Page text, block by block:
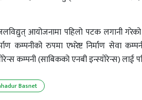
जलविद्युत् आयोजनामा पहिलो पटक लगानी
कम्पनीको रुपमा एभरेष्ट निर्माण सेवा
कम्पनी (साबिकको एनबी इन्स्योरेन्स) लाई
Basnet